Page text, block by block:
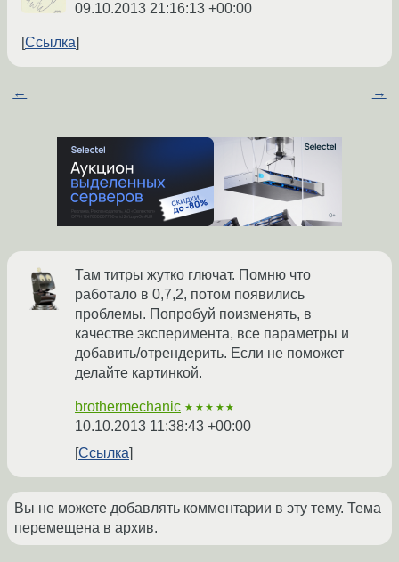
09.10.2013 21:16:13 +00:00
Ссылка
← →
Там титры жутко глючат. Помню что
работало в 0,7,2, потом появились
проблемы. Попробуй поизменять, в
качестве эксперимента, все параметры и
добавить/отрендерить. Если не поможет
делайте картинкой.
brothermechanic ★★★★★
10.10.2013 11:38:43 +00:00
Ссылка
Вы не можете добавлять комментарии в эту тему. Тема
перемещена в архив.